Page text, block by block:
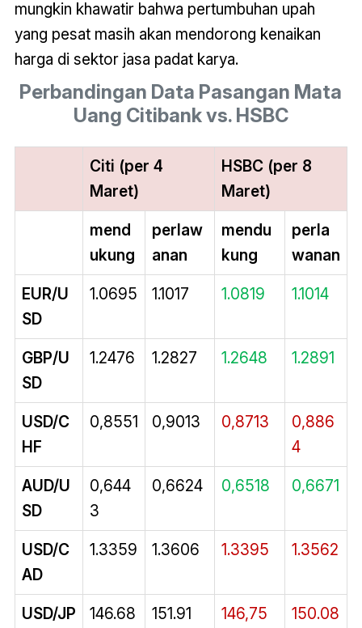
mungkin khawatir bahwa pertumbuhan upah
yang pesat masih akan mendorong kenaikan
harga di sektor jasa padat karya.
Perbandingan Data Pasangan Mata
Uang Citibank vs. HSBC
Citi (per 4
Maret)
HSBC (per 8
Maret)
mend
ukung
perlaw
anan
mendu
kung
perla
wanan
EUR/U
SD
1.0695 1.1017 1.0819 1.1014
GBP/U
SD
1.2476 1.2827 1.2648 1.2891
USD/C
HF
0,8551 0,9013 0,8713
0,886
4
AUD/U
SD
0,644
3
0,6624 0,6518 0,6671
USD/C
AD
1.3359 1.3606 1.3395 1.3562
USD/JP
146.68 151.91 146,75 150.08